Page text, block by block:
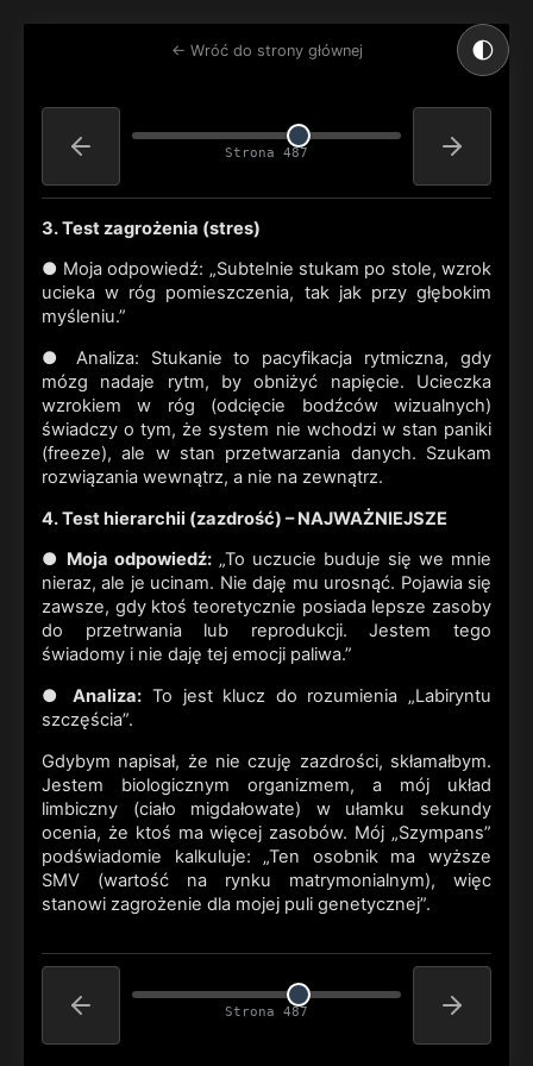
🌓
← Wróć do strony głównej
Strona 487
3. Test zagrożenia (stres)
● Moja odpowiedź: „Subtelnie stukam po stole, wzrok
ucieka w róg pomieszczenia, tak jak przy głębokim
myśleniu.”
● Analiza: Stukanie to pacyfikacja rytmiczna, gdy
mózg nadaje rytm, by obniżyć napięcie. Ucieczka
wzrokiem w róg (odcięcie bodźców wizualnych)
świadczy o tym, że system nie wchodzi w stan paniki
(freeze), ale w stan przetwarzania danych. Szukam
rozwiązania wewnątrz, a nie na zewnątrz.
4. Test hierarchii (zazdrość) – NAJWAŻNIEJSZE
● Moja odpowiedź: „To uczucie buduje się we mnie
nieraz, ale je ucinam. Nie daję mu urosnąć. Pojawia się
zawsze, gdy ktoś teoretycznie posiada lepsze zasoby
do przetrwania lub reprodukcji. Jestem tego
świadomy i nie daję tej emocji paliwa.”
●Analiza: To jest klucz do rozumienia „Labiryntu
szczęścia”.
Gdybym napisał, że nie czuję zazdrości, skłamałbym.
Jestem biologicznym organizmem, a mój układ
limbiczny (ciało migdałowate) w ułamku sekundy
ocenia, że ktoś ma więcej zasobów. Mój „Szympans”
podświadomie kalkuluje: „Ten osobnik ma wyższe
SMV (wartość na rynku matrymonialnym), więc
stanowi zagrożenie dla mojej puli genetycznej”.
Strona 487